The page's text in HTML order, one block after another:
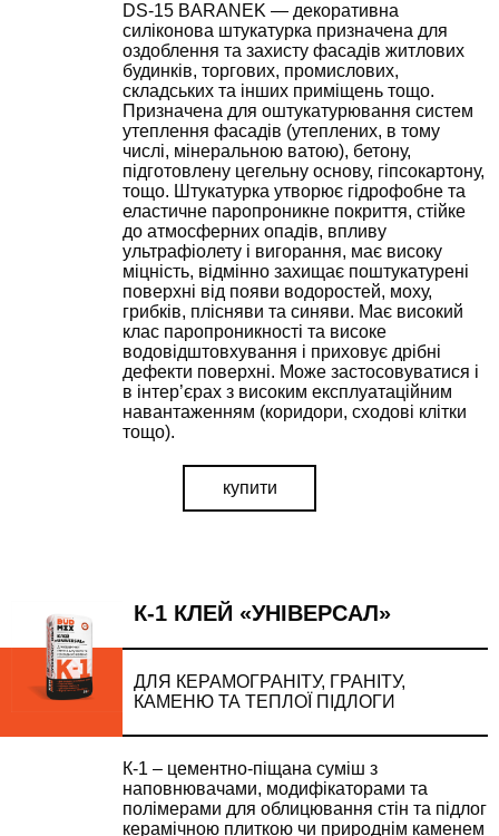
DS-15 BARANEK — декоративна
силіконова штукатурка призначена для
оздоблення та захисту фасадів житлових
будинків, торгових, промислових,
складських та інших приміщень тощо.
Призначена для оштукатурювання систем
утеплення фасадів (утеплених, в тому
числі, мінеральною ватою), бетону,
підготовлену цегельну основу, гіпсокартону,
тощо. Штукатурка утворює гідрофобне та
еластичне паропроникне покриття, стійке
до атмосферних опадів, впливу
ультрафіолету і вигорання, має високу
міцність, відмінно захищає поштукатурені
поверхні від появи водоростей, моху,
грибків, плісняви та синяви. Має високий
клас паропроникності та високе
водовідштовхування і приховує дрібні
дефекти поверхні. Може застосовуватися і
в інтер’єрах з високим експлуатаційним
навантаженням (коридори, сходові клітки
тощо).
купити
К-1 КЛЕЙ «УНІВЕРСАЛ»
ДЛЯ КЕРАМОГРАНІТУ, ГРАНІТУ,
КАМЕНЮ ТА ТЕПЛОЇ ПІДЛОГИ
К-1 – цементно-піщана суміш з
наповнювачами, модифікаторами та
полімерами для облицювання стін та підлог
керамічною плиткою чи природнім каменем